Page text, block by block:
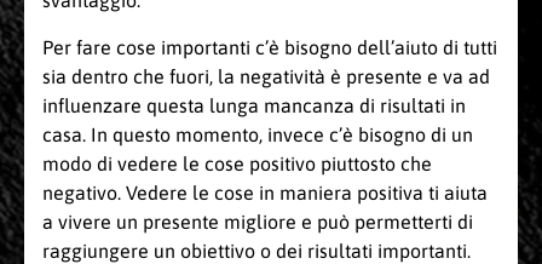
Per fare cose importanti c’è bisogno dell’aiuto di tutti
sia dentro che fuori, la negatività è presente e va ad
influenzare questa lunga mancanza di risultati in
casa. In questo momento, invece c’è bisogno di un
modo di vedere le cose positivo piuttosto che
negativo. Vedere le cose in maniera positiva ti aiuta
a vivere un presente migliore e può permetterti di
raggiungere un obiettivo o dei risultati importanti.